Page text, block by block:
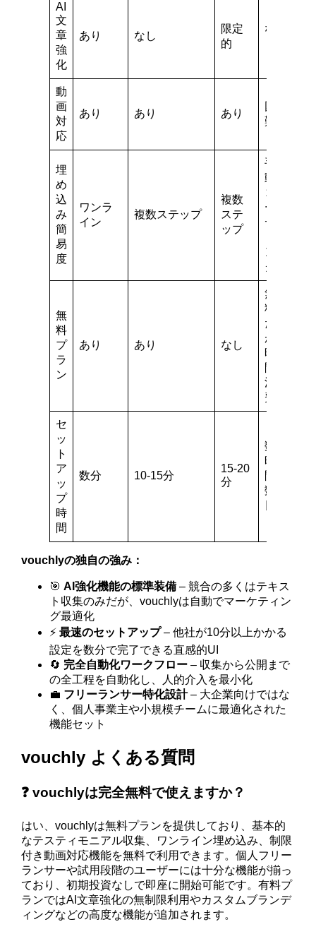
AI
文
章
強
化
あり なし
限定
的
な
動
画
対
応
あり あり あり
困
難
埋
め
込
み
簡
易
度
ワンラ
イン
複数ステップ
複数
ステ
ップ
手
動
コ
ー
デ
ン
グ
無
料
プ
ラ
ン
あり あり なし
無
料
だ
が
時
間
消
費
セ
ッ
ト
ア
ッ
プ
時
間
数分 10-15分
15-20
分
数
時
間-
数
vouchlyの独自の強み：
🎯AI強化機能の標準装備 – 競合の多くはテキス
ト収集のみだが、vouchlyは自動でマーケティン
グ最適化
⚡最速のセットアップ– 他社が10分以上かかる
設定を数分で完了できる直感的UI
🔄 完全自動化ワークフロー – 収集から公開まで
の全工程を自動化し、人的介入を最小化
💼 フリーランサー特化設計– 大企業向けではな
く、個人事業主や小規模チームに最適化された
機能セット
vouchly よくある質問
❓ vouchlyは完全無料で使えますか？
はい、vouchlyは無料プランを提供しており、基本的
なテスティモニアル収集、ワンライン埋め込み、制限
付き動画対応機能を無料で利用できます。個人フリー
ランサーや試用段階のユーザーには十分な機能が揃っ
ており、初期投資なしで即座に開始可能です。有料プ
ランではAI文章強化の無制限利用やカスタムブランデ
ィングなどの高度な機能が追加されます。